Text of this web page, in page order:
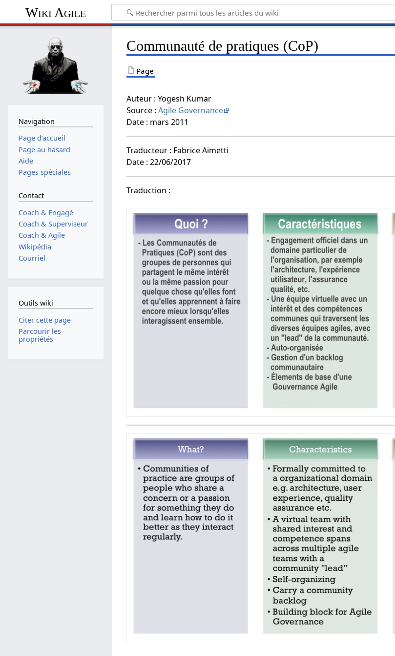
Wiki Agile
Communauté de pratiques (CoP)
Page
Auteur : Yogesh Kumar
Source :Agile Governance
Date : mars 2011
Traducteur : Fabrice Aimetti
Date : 22/06/2017
Traduction :
Navigation
Page d’accueil
Page au hasard
Aide
Pages spéciales
Contact
Coach & Engagé
Coach & Superviseur
Coach & Agile
Wikipédia
Courriel
Outils wiki
Citer cette page
Parcourir les
propriétés